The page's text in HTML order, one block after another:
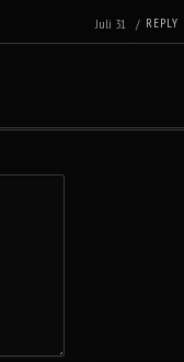
Juli 31 / REPLY